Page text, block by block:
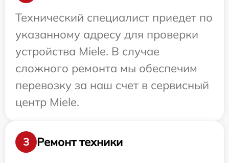
Технический специалист приедет по
указанному адресу для проверки
устройства Miele. В случае
сложного ремонта мы обеспечим
перевозку за наш счет в сервисный
центр Miele.
3
Ремонт техники